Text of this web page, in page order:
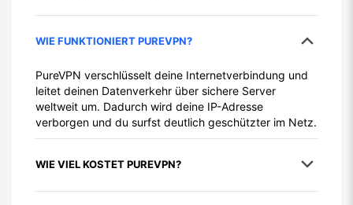
WIE FUNKTIONIERT PUREVPN?
PureVPN verschlüsselt deine Internetverbindung und
leitet deinen Datenverkehr über sichere Server
weltweit um. Dadurch wird deine IP-Adresse
verborgen und du surfst deutlich geschützter im Netz.
WIE VIEL KOSTET PUREVPN?